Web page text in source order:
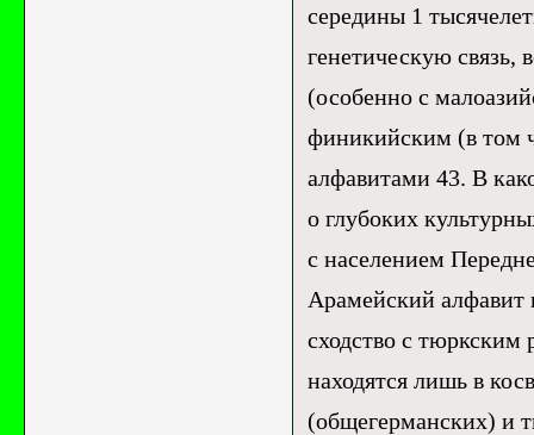
середины 1
генетическую связь,
(особенно с
финикийским (в том
алфавитами 43. В
о глубоких
с населением
Арамейский алфавит
сходство с
находятся лишь в
(общегерманских) и